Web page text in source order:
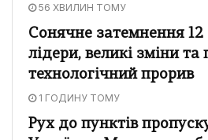
56 ХВИЛИН ТОМУ
Сонячне затемнення 12
лідери, великі зміни
технологічний прорив
1 ГОДИНУ ТОМУ
Рух до пунктів